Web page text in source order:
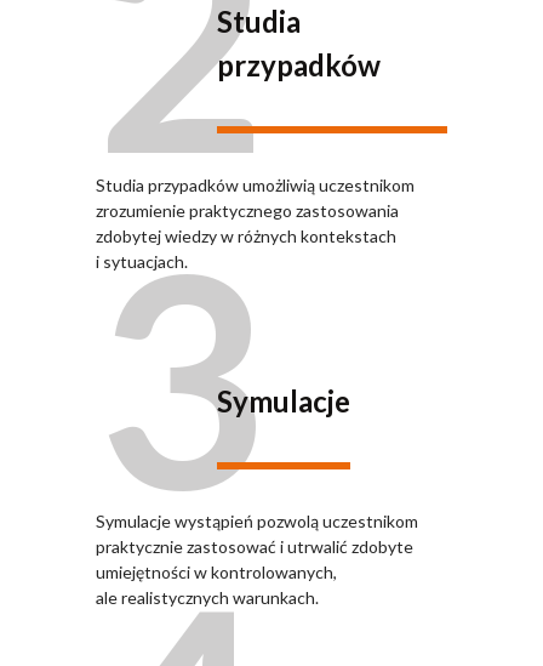
Studia
przypadków
Studia przypadków umożliwią uczestnikom
zrozumienie praktycznego zastosowania
zdobytej wiedzy w różnych kontekstach
i sytuacjach.
3Symulacje
Symulacje wystąpień pozwolą uczestnikom
praktycznie zastosować i utrwalić zdobyte
umiejętności w kontrolowanych,
ale realistycznych warunkach.